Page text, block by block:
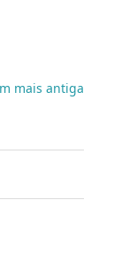
mais antiga